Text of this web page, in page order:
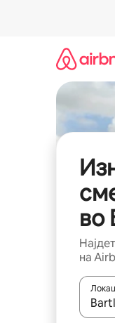
во
на